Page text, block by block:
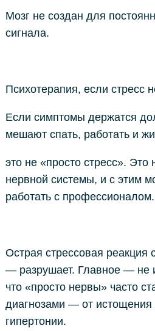
Мозг не создан для
сигнала.
Психотерапия, если стресс
Если симптомы держатся
мешают спать, работать и
это не «просто стресс».
нервной системы, и с этим
работать с профессионалом.
Острая стрессовая реакция
— разрушает. Главное — не
что «просто нервы» часто
диагнозами — от истощения
гипертонии.